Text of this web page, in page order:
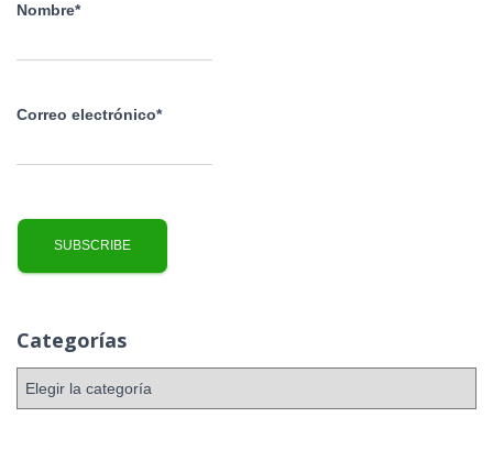
Nombre*
Correo electrónico*
Categorías